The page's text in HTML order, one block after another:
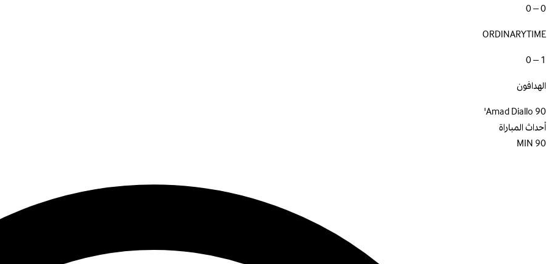
0 – 0
ORDINARYTIME
1 – 0
الهدافون
Amad Diallo90'
أحداث المباراة
90
MIN